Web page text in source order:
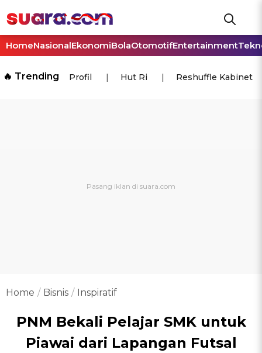
HomeNasionalEkonomiBolaOtomotifEntertainment
🔥 Trending Profil Hut Ri Reshuffle Kabinet
Home Bisnis Inspiratif
PNM Bekali Pelajar SMK untuk
Piawai dari Lapangan Futsal